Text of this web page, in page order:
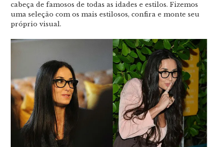
cabeça de famosos de todas as idades e estilos. Fizemos
uma seleção com os mais estilosos, confira e monte seu
próprio visual.